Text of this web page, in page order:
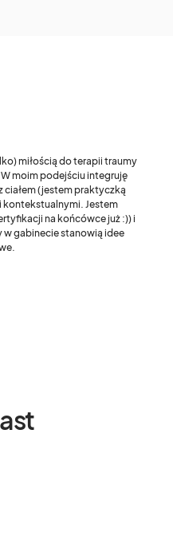
miłością do terapii traumy
moim podejściu integruję
ciałem (jestem praktyczką
kontekstualnymi. Jestem
na końcówce już :)) i
gabinecie stanowią idee